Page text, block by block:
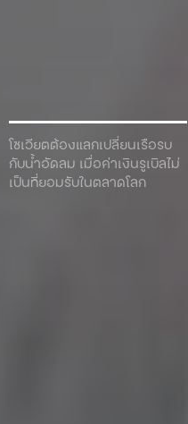
โซเวียตต้องแลกเปลี่ยนเรือรบ
กับน้ำอัดลม เมื่อค่าเงินรูเบิลไม่
เป็นที่ยอมรับในตลาดโลก